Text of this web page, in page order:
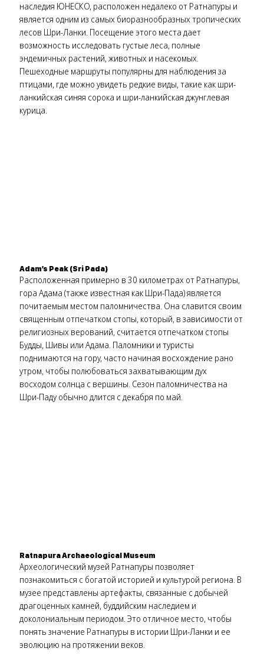
наследия ЮНЕСКО, расположен недалеко от Ратнапуры и
является одним из самых биоразнообразных тропических
лесов Шри-Ланки. Посещение этого места дает
возможность исследовать густые леса, полные
эндемичных растений, животных и насекомых.
Пешеходные маршруты популярны для наблюдения за
птицами, где можно увидеть редкие виды, такие как шри-
ланкийская синяя сорока и шри-ланкийская джунглевая
курица.
Adam’s Peak (Sri Pada)
Расположенная примерно в 30 километрах от Ратнапуры,
гора Адама (также известная как Шри-Пада) является
почитаемым местом паломничества. Она славится своим
священным отпечатком стопы, который, в зависимости от
религиозных верований, считается отпечатком стопы
Будды, Шивы или Адама. Паломники и туристы
поднимаются на гору, часто начиная восхождение рано
утром, чтобы полюбоваться захватывающим дух
восходом солнца с вершины. Сезон паломничества на
Шри-Паду обычно длится с декабря по май.
Ratnapura Archaeological Museum
Археологический музей Ратнапуры позволяет
познакомиться с богатой историей и культурой региона. В
музее представлены артефакты, связанные с добычей
драгоценных камней, буддийским наследием и
доколониальным периодом. Это отличное место, чтобы
понять значение Ратнапуры в истории Шри-Ланки и ее
эволюцию на протяжении веков.